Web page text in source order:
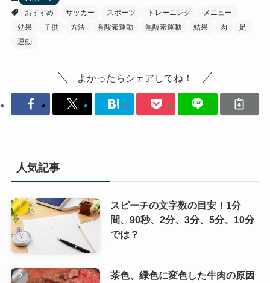
おすすめ
サッカー スポーツ トレーニング
メニュー
効果
子供 方法 有酸素運動 無酸素運動 結果 肉
足
運動
よかったらシェアしてね！
人気記事
スピーチの文字数の目安！1分
間、90秒、2分、3分、5分、10分
では？
茶色、緑色に変色した牛肉の原因